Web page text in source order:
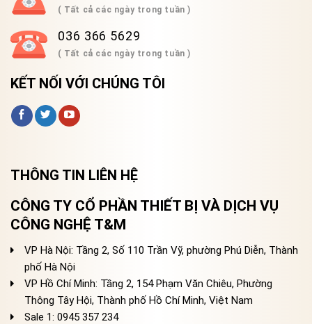
( Tất cả các ngày trong tuần )
036 366 5629
( Tất cả các ngày trong tuần )
KẾT NỐI VỚI CHÚNG TÔI
THÔNG TIN LIÊN HỆ
CÔNG TY CỔ PHẦN THIẾT BỊ VÀ DỊCH VỤ
CÔNG NGHỆ T&M
VP Hà Nội: Tầng 2, Số 110 Trần Vỹ, phường Phú Diễn, Thành
phố Hà Nội
VP Hồ Chí Minh: Tầng 2, 154 Phạm Văn Chiêu, Phường
Thông Tây Hội, Thành phố Hồ Chí Minh, Việt Nam
Sale 1: 0945 357 234